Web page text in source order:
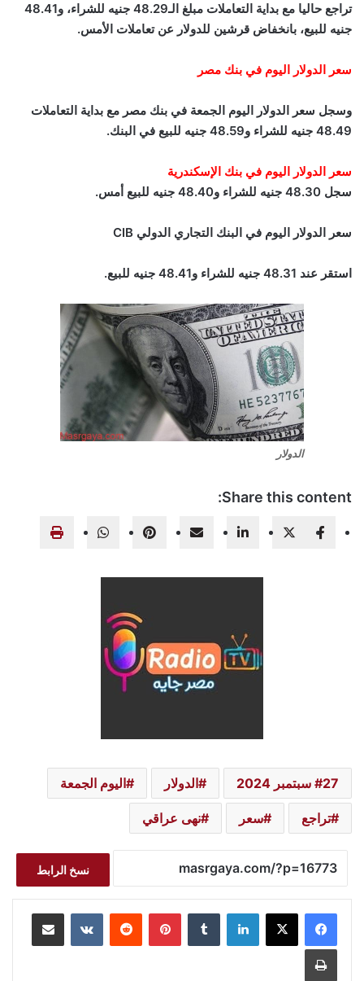
تراجع حاليا مع بداية التعاملات مبلغ الـ48.29 جنيه للشراء، و48.41
جنيه للبيع، بانخفاض قرشين للدولار عن تعاملات الأمس.
سعر الدولار اليوم في بنك مصر
وسجل سعر الدولار اليوم الجمعة في بنك مصر مع بداية التعاملات
48.49 جنيه للشراء و48.59 جنيه للبيع في البنك.
سعر الدولار اليوم في بنك الإسكندرية
سجل 48.30 جنيه للشراء و48.40 جنيه للبيع أمس.
سعر الدولار اليوم في البنك التجاري الدولي CIB
استقر عند 48.31 جنيه للشراء و48.41 جنيه للبيع.
الدولار
Share this content:
27 سبتمبر 2024 الدولار اليوم الجمعة
تراجع سعر نهى عراقي
نسخ الرابط
لينكدإن بينتيريست مشاركة عبر البريد
طباعة